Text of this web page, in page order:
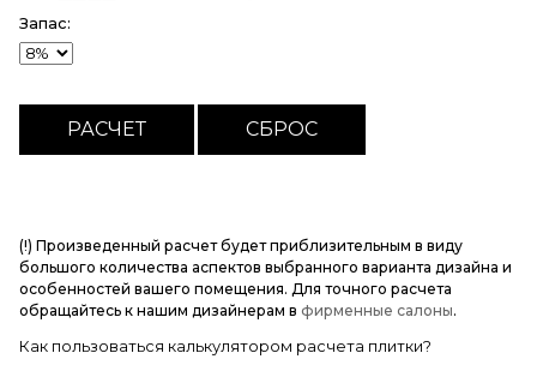
Запас:
(!) Произведенный расчет будет приблизительным в виду
большого количества аспектов выбранного варианта дизайна и
особенностей вашего помещения. Для точного расчета
обращайтесь к нашим дизайнерам в фирменные салоны.
Как пользоваться калькулятором расчета плитки?